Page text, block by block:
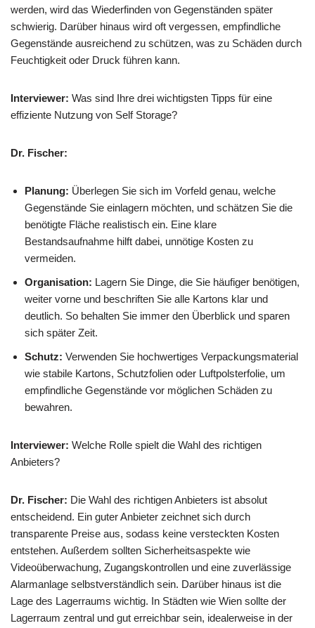
werden, wird das Wiederfinden von Gegenständen später
schwierig. Darüber hinaus wird oft vergessen, empfindliche
Gegenstände ausreichend zu schützen, was zu Schäden durch
Feuchtigkeit oder Druck führen kann.
Interviewer: Was sind Ihre drei wichtigsten Tipps für eine
effiziente Nutzung von Self Storage?
Dr. Fischer:
Planung: Überlegen Sie sich im Vorfeld genau, welche
Gegenstände Sie einlagern möchten, und schätzen Sie die
benötigte Fläche realistisch ein. Eine klare
Bestandsaufnahme hilft dabei, unnötige Kosten zu
vermeiden.
Organisation: Lagern Sie Dinge, die Sie häufiger benötigen,
weiter vorne und beschriften Sie alle Kartons klar und
deutlich. So behalten Sie immer den Überblick und sparen
sich später Zeit.
Schutz: Verwenden Sie hochwertiges Verpackungsmaterial
wie stabile Kartons, Schutzfolien oder Luftpolsterfolie, um
empfindliche Gegenstände vor möglichen Schäden zu
bewahren.
Interviewer: Welche Rolle spielt die Wahl des richtigen
Anbieters?
Dr. Fischer: Die Wahl des richtigen Anbieters ist absolut
entscheidend. Ein guter Anbieter zeichnet sich durch
transparente Preise aus, sodass keine versteckten Kosten
entstehen. Außerdem sollten Sicherheitsaspekte wie
Videoüberwachung, Zugangskontrollen und eine zuverlässige
Alarmanlage selbstverständlich sein. Darüber hinaus ist die
Lage des Lagerraums wichtig. In Städten wie Wien sollte der
Lagerraum zentral und gut erreichbar sein, idealerweise in der